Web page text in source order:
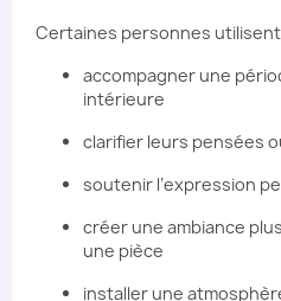
Certaines personnes
accompagner une
intérieure
clarifier leurs pensées
soutenir l’expression
créer une ambiance
une pièce
installer une